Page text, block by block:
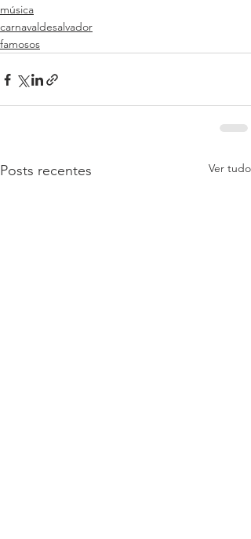
música
carnavaldesalvador
famosos
Posts recentes Ver tudo